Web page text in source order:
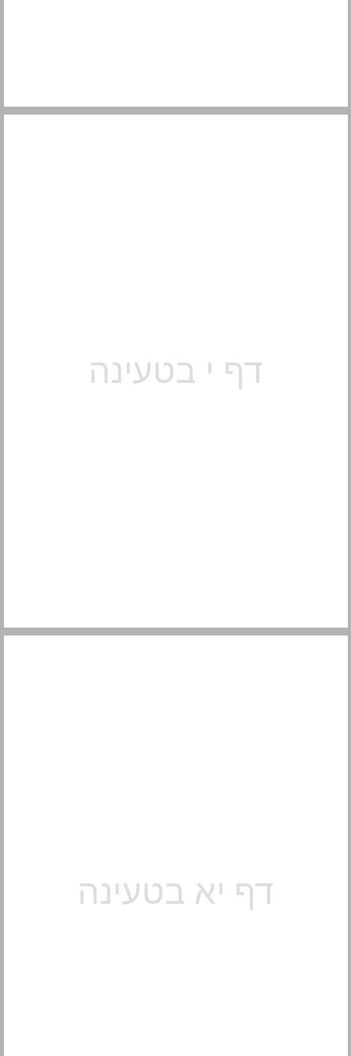
פרק ראשון יסודות הקניין: גמירות הדעת ומעשה הקניין ... 11